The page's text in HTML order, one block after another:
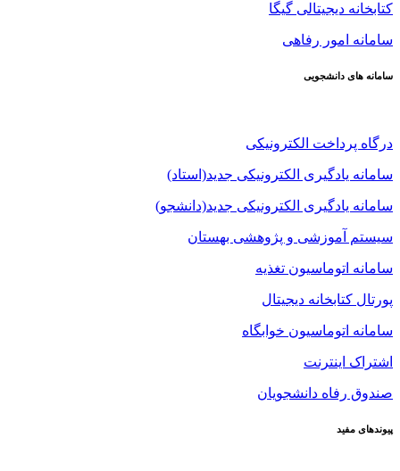
کتابخانه دیجیتالی گیگا
سامانه امور رفاهی
سامانه های دانشجویی
درگاه پرداخت الکترونیکی
سامانه یادگیری الکترونیکی جدید(استاد)
سامانه یادگیری الکترونیکی جدید(دانشجو)
سیستم آموزشی و پژوهشی بهستان
سامانه اتوماسیون تغذیه
پورتال کتابخانه دیجیتال
سامانه اتوماسیون خوابگاه
اشتراک اینترنت
صندوق رفاه دانشجویان
پیوندهای مفید